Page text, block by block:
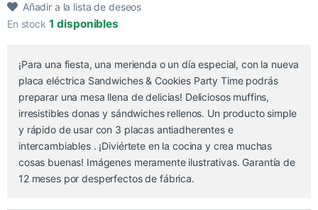
Añadir a la lista de deseos
En stock 1 disponibles
¡Para una fiesta, una merienda o un día especial, con la nueva
placa eléctrica Sandwiches & Cookies Party Time podrás
preparar una mesa llena de delicias! Deliciosos muffins,
irresistibles donas y sándwiches rellenos. Un producto simple
y rápido de usar con 3 placas antiadherentes e
intercambiables . ¡Diviértete en la cocina y crea muchas
cosas buenas! Imágenes meramente ilustrativas. Garantía de
12 meses por desperfectos de fábrica.